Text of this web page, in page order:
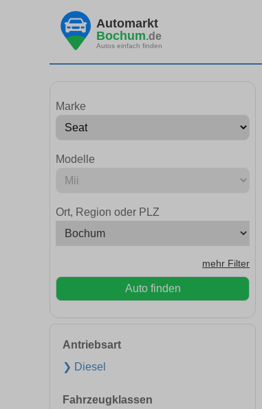
Automarkt
Bochum.de
Autos einfach finden
Marke
Modelle
Ort, Region oder PLZ
mehr Filter
Auto finden
Antriebsart
❯ Diesel
Fahrzeugklassen